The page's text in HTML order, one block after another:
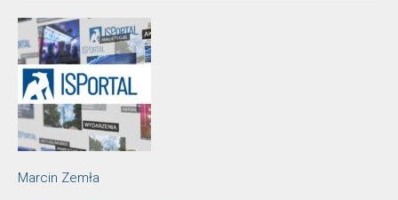
Marcin Zemła